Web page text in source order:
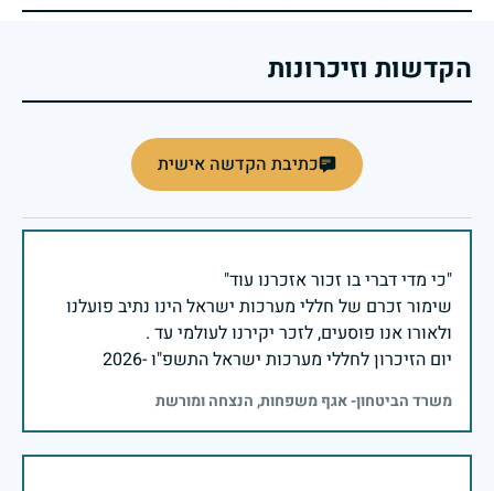
הקדשות וזיכרונות
כתיבת הקדשה אישית
שימור זכרם של חללי מערכות ישראל הינו נתיב פועלנו
יום הזיכרון לחללי מערכות ישראל התשפ"ו -2026
משרד הביטחון- אגף משפחות, הנצחה ומורשת